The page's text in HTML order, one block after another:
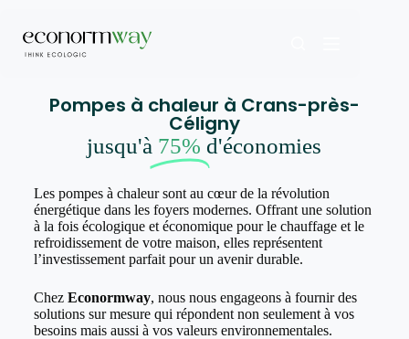
Pompes à chaleur à Crans-près-
Céligny
jusqu'à 75% d'économies
Les pompes à chaleur sont au cœur de la révolution
énergétique dans les foyers modernes. Offrant une solution
à la fois écologique et économique pour le chauffage et le
refroidissement de votre maison, elles représentent
l’investissement parfait pour un avenir durable.
Chez Econormway, nous nous engageons à fournir des
solutions sur mesure qui répondent non seulement à vos
besoins mais aussi à vos valeurs environnementales.